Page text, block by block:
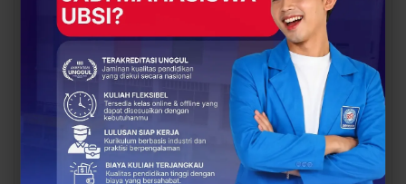
Wastukancana
Purwakarta Siapkan
Gebrakan Besar untuk…
Inovasi PKM BIMA untuk
Tingkatkan Branding
BERITA